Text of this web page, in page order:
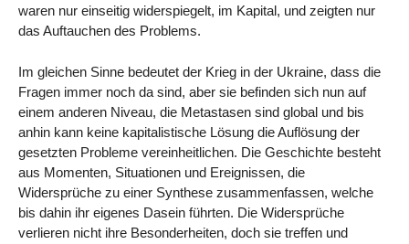
waren nur einseitig widerspiegelt, im Kapital, und zeigten nur
das Auftauchen des Problems.
Im gleichen Sinne bedeutet der Krieg in der Ukraine, dass die
Fragen immer noch da sind, aber sie befinden sich nun auf
einem anderen Niveau, die Metastasen sind global und bis
anhin kann keine kapitalistische Lösung die Auflösung der
gesetzten Probleme vereinheitlichen. Die Geschichte besteht
aus Momenten, Situationen und Ereignissen, die
Widersprüche zu einer Synthese zusammenfassen, welche
bis dahin ihr eigenes Dasein führten. Die Widersprüche
verlieren nicht ihre Besonderheiten, doch sie treffen und